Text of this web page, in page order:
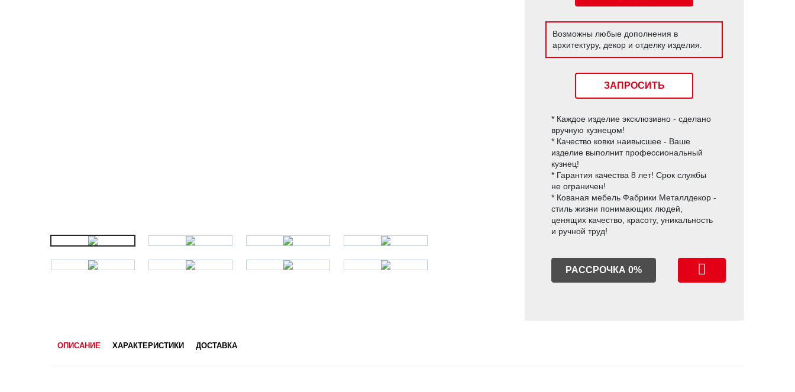
Возможны любые дополнения в
архитектуру, декор и отделку изделия.
ЗАПРОСИТЬ
* Каждое изделие эксклюзивно - сделано
вручную кузнецом!
* Качество ковки наивысшее - Ваше
изделие выполнит профессиональный
кузнец!
* Гарантия качества 8 лет! Срок службы
не ограничен!
* Кованая мебель Фабрики Металлдекор -
стиль жизни понимающих людей,
ценящих качество, красоту, уникальность
и ручной труд!
РАССРОЧКА 0%
ОПИСАНИЕ ХАРАКТЕРИСТИКИ ДОСТАВКА